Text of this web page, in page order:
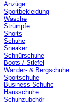
Anzüge
Sportbekleidung
Wäsche
Strümpfe
Shorts
Schuhe
Sneaker
Schnürschuhe
Boots / Stiefel
Wander- & Bergschuhe
Sportschuhe
Business Schuhe
Hausschuhe
Schuhzubehör